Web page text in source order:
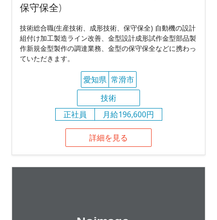
保守保全)
技術総合職(生産技術、成形技術、保守保全) 自動機の設計
組付け加工製造ライン改善、金型設計成形試作金型部品製
作新規金型製作の調達業務、金型の保守保全などに携わっ
ていただきます。
愛知県 常滑市
技術
正社員
月給196,600円
詳細を見る